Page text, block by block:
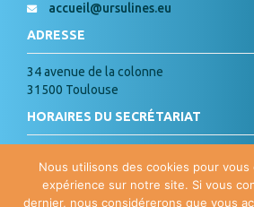
accueil@ursulines.eu
ADRESSE
34 avenue de la colonne
31500 Toulouse
HORAIRES DU SECRÉTARIAT
de 8h à 18h
Mercredi : de 8h à 15h
Nous utilisons des cookies pour vous
expérience sur notre site. Si vous
dernier, nous considérerons que vous